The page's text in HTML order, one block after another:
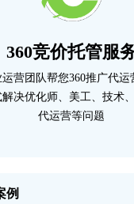
360竞价托管服
营团队帮您360推广代运
决优化师、美工、技术
代运营等问题
例